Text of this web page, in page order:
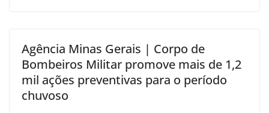
Agência Minas Gerais | Corpo de
Bombeiros Militar promove mais de 1,2
mil ações preventivas para o período
chuvoso